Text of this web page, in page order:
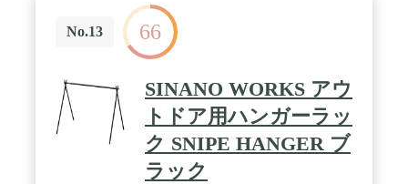
斧、ハンマー、手袋などのキャンプ道具の吊り下げ
に最適で、必要なものをサッと手にとれます。ま
た、テント泊や車中泊の翌日もハンガーラックとし
て、寝袋や洋服を掛けられます。 / 【 ★軽量耐
久・携帯便利 】強度が高くて錆びにくくアルミ合
金を採用されて、重量はわずか680gで超軽量です
（※収納袋含め）。付属された収納袋が大きくにし
ましたので、ハンギングラック本体を収納際は簡単
に収納できます。収納や持ち運びに便利、誰でも持
ち上げます。コンパクトタイプで、場所を取らず保
管可能です。 / 【 ★適用シーン広々・180日安心
No.13 66
SINANO WORKS アウ
トドア用ハンガーラッ
ク SNIPE HANGER ブ
ラック